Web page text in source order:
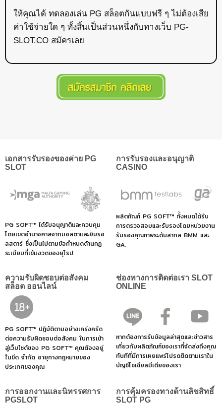
ให้คุณได้ ทดลองเล่น PG สล็อตกันแบบฟรี ๆ ไม่ต้องเสีย
ค่าใช้จ่ายใด ๆ ทั้งสิ้นเป็นส่วนหนึ่งกับทางเว็บ PG-
SLOT.CO สมัครเลย
เอกสารรับรองของค่าย PG
SLOT
PG SOFT™ ได้รับอนุญาติและควบคุม
โดยเขตอำนาจศาลจากมอลตาและยิบรอ
ลสตาร์ ซึ่งเป็นไปตามข้อกำหนดด้านกฏ
ระเบียบที่เข้มงวดของยุโรป.
การรับรองและอนุญาติ
CASINO
ผลิตภัณฑ์ PG SOFT™ ทั้งหมดได้รับ
การตรวจสอบและรับรองโดยหน่วยงาน
รับรองคุณภาพระดับสากล BMM และ
GA.
ความรับผิดชอบต่อสังคม
สล็อต ออนไลน์
PG SOFT™ ปฏิบัติตามอย่างเคร่งครัด
ต่อความรับผิดชอบต่อสังคม ในการเข้า
สู่เว็บไซต์ของ PG SOFT™ คุณต้องอยู่
ในขีด จำกัด อายุทางกฎหมายของ
ประเทศของคุณ
ช่องทางการติดต่อเรา SLOT
ONLINE
หากต้องการรับข้อมูลล่าสุดและข่าวสาร
เกี่ยวกับผลิตภัณฑ์ของเราที่จัดส่งถึงคุณ
ทันทีที่มีการเผยแพร่โปรดติดตามเราใน
บัญชีโซเชียลมีเดียของเรา
การออกงานและนิทรรศการ
PGSLOT
การคุ้มครองทางด้านลิขสิทธิ์
SLOT PG